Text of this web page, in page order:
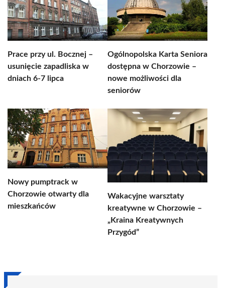
Prace przy ul. Bocznej –
usunięcie zapadliska w
dniach 6-7 lipca
Ogólnopolska Karta Seniora
dostępna w Chorzowie –
nowe możliwości dla
seniorów
Nowy pumptrack w
Chorzowie otwarty dla
mieszkańców
Wakacyjne warsztaty
kreatywne w Chorzowie –
„Kraina Kreatywnych
Przygód”